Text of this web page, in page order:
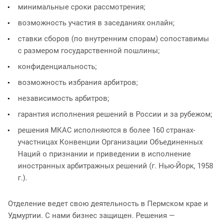
минимальные сроки рассмотрения;
возможность участия в заседаниях онлайн;
ставки сборов (по внутренним спорам) сопоставимы
с размером государственной пошлины;
конфиденциальность;
возможность избрания арбитров;
независимость арбитров;
гарантия исполнения решений в России и за рубежом;
решения МКАС исполняются в более 160 странах-
участницах Конвенции Организации Объединенных
Наций о признании и приведении в исполнение
иностранных арбитражных решений (г. Нью-Йорк, 1958
г.).
Отделение ведет свою деятельность в Пермском крае и
Удмуртии. С нами бизнес защищен. Решения —